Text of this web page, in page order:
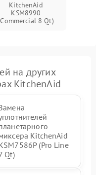
KitchenAid
KSM8990
8 Qt)
на других
KitchenAid
KitchenAid
(Pro Line
Qt)